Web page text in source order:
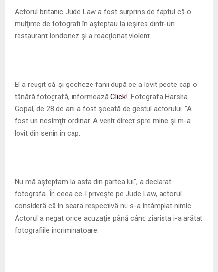
E
U
Actorul britanic Jude Law a fost surprins de faptul că o
mulţime de fotografi în aşteptau la ieşirea dintr-un
restaurant londonez şi a reacţionat violent.
El a reuşit să-şi şocheze fanii după ce a lovit peste cap o
tânără fotografă, informează Click!. Fotografa Harsha
Gopal, de 28 de ani a fost şocată de gestul actorului. ”A
fost un nesimţit ordinar. A venit direct spre mine şi m-a
lovit din senin în cap.
Nu mă aşteptam la asta din partea lui”, a declarat
fotografa. În ceea ce-l priveşte pe Jude Law, actorul
consideră că în seara respectivă nu s-a întâmplat nimic.
Actorul a negat orice acuzaţie până când ziarista i-a arătat
fotografiile incriminatoare.